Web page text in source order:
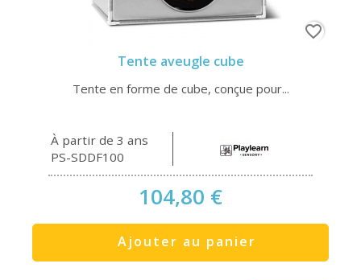
Tente aveugle cube
Tente en forme de cube, conçue pour...
À partir de 3 ans
PS-SDDF100
104,80 €
Ajouter au panier
favorite_border